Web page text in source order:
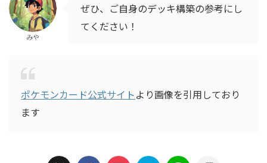
みや
ぜひ、ご自身のデッキ構築の参考にし
てください！
ポケモンカード公式サイトより画像を引用しており
ます